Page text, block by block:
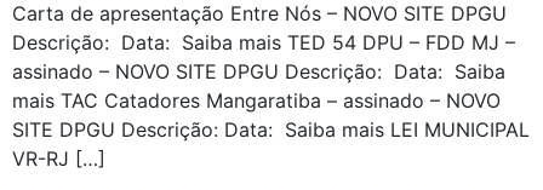
Carta de apresentação Entre Nós – NOVO SITE DPGU
Descrição: Data: Saiba mais TED 54 DPU – FDD MJ –
assinado – NOVO SITE DPGU Descrição: Data: Saiba
mais TAC Catadores Mangaratiba – assinado – NOVO
SITE DPGU Descrição: Data: Saiba mais LEI MUNICIPAL
VR-RJ […]